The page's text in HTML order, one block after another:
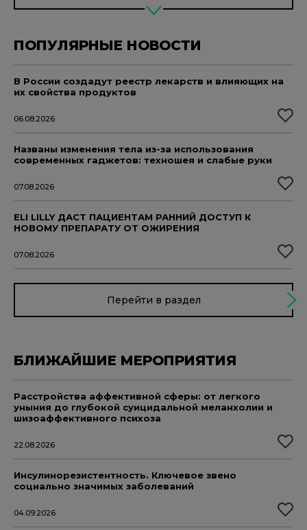
ПОПУЛЯРНЫЕ НОВОСТИ
В России создадут реестр лекарств и влияющих на
их свойства продуктов
06.08.2026
Названы изменения тела из-за использования
современных гаджетов: техношея и слабые руки
07.08.2026
ELI LILLY ДАСТ ПАЦИЕНТАМ РАННИЙ ДОСТУП К
НОВОМУ ПРЕПАРАТУ ОТ ОЖИРЕНИЯ
07.08.2026
Перейти в раздел
БЛИЖАЙШИЕ МЕРОПРИЯТИЯ
Расстройства аффективной сферы: от легкого
уныния до глубокой суицидальной меланхолии и
шизоаффективного психоза
22.08.2026
Инсулинорезистентность. Ключевое звено
социально значимых заболеваний
04.09.2026